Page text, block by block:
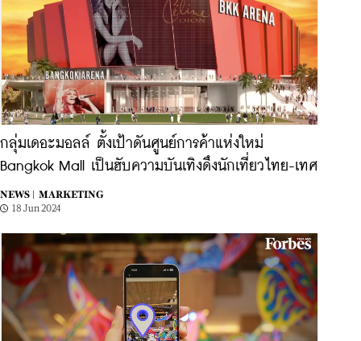
กลุ่มเดอะมอลล์ ตั้งเป้าดันศูนย์การค้าแห่งใหม่
Bangkok Mall เป็นฮับความบันเทิงดึงนักเที่ยวไทย-เทศ
NEWS |
MARKETING
18 Jun 2024